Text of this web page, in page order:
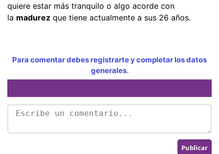
quiere estar más tranquilo o algo acorde con
la madurez que tiene actualmente a sus 26 años.
Para comentar debes registrarte y completar los datos
generales.